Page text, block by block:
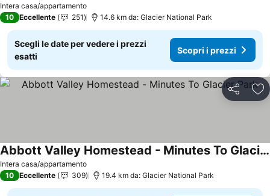
Intera casa/appartamento
10 Eccellente 251 14.6 km da: Glacier National Park
Scegli le date per vedere i prezzi
esatti
Scopri i prezzi
Condividi
Intera casa/appartamento
Abbott Valley Homestead - Minutes To Glacier Park
10 Eccellente 309 19.4 km da: Glacier National Park